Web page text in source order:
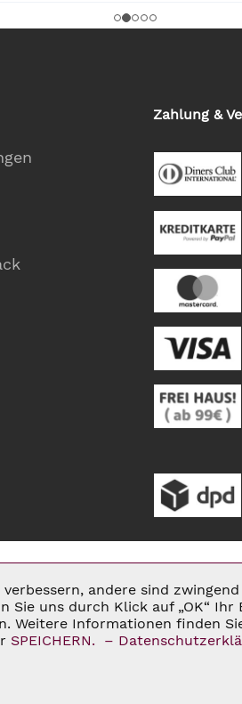
Zahlung &
WENN NICHT ANDERS BESCHRIEBEN
andere sind
uns durch Klick auf „OK“ Ihr
Weitere Informationen finden
SPEICHERN. –